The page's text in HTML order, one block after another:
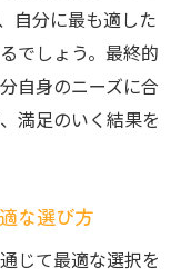
自分に最も適した
でしょう。最終的
自身のニーズに合
満足のいく結果を
な選び方
じて最適な選択を